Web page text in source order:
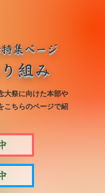
集ページ
組み
大祭に向けた本部や
こちらのページで紹